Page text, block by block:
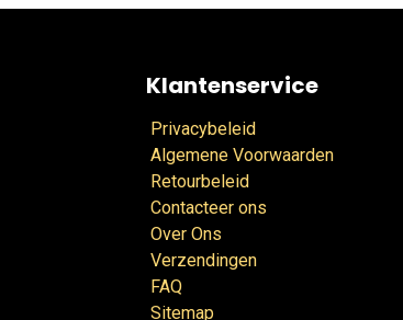
Klantenservice
Privacybeleid
Algemene Voorwaarden
Retourbeleid
Contacteer ons
Over Ons
Verzendingen
FAQ
Sitemap